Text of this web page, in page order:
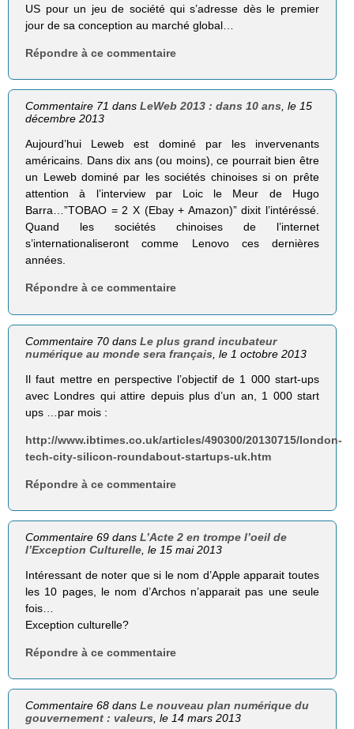
US pour un jeu de société qui s’adresse dès le premier
jour de sa conception au marché global…
Répondre à ce commentaire
Commentaire 71 dansLeWeb 2013 : dans 10 ans, le 15
décembre 2013
Aujourd’hui Leweb est dominé par les invervenants
américains. Dans dix ans (ou moins), ce pourrait bien être
un Leweb dominé par les sociétés chinoises si on prête
attention à l’interview par Loic le Meur de Hugo
Barra…”TOBAO = 2 X (Ebay + Amazon)” dixit l’intéréssé.
Quand les sociétés chinoises de l’internet
s’internationaliseront comme Lenovo ces dernières
années.
Répondre à ce commentaire
Commentaire 70 dansLe plus grand incubateur
numérique au monde sera français , le 1 octobre 2013
Il faut mettre en perspective l’objectif de 1 000 start-ups
avec Londres qui attire depuis plus d’un an, 1 000 start
ups …par mois :
http://www.ibtimes.co.uk/articles/490300/20130715/london-
tech-city-silicon-roundabout-startups-uk.htm
Répondre à ce commentaire
Commentaire 69 dansL’Acte 2 en trompe l’oeil de
l’Exception Culturelle , le 15 mai 2013
Intéressant de noter que si le nom d’Apple apparait toutes
les 10 pages, le nom d’Archos n’apparait pas une seule
fois…
Exception culturelle?
Répondre à ce commentaire
Commentaire 68 dansLe nouveau plan numérique du
gouvernement : valeurs , le 14 mars 2013